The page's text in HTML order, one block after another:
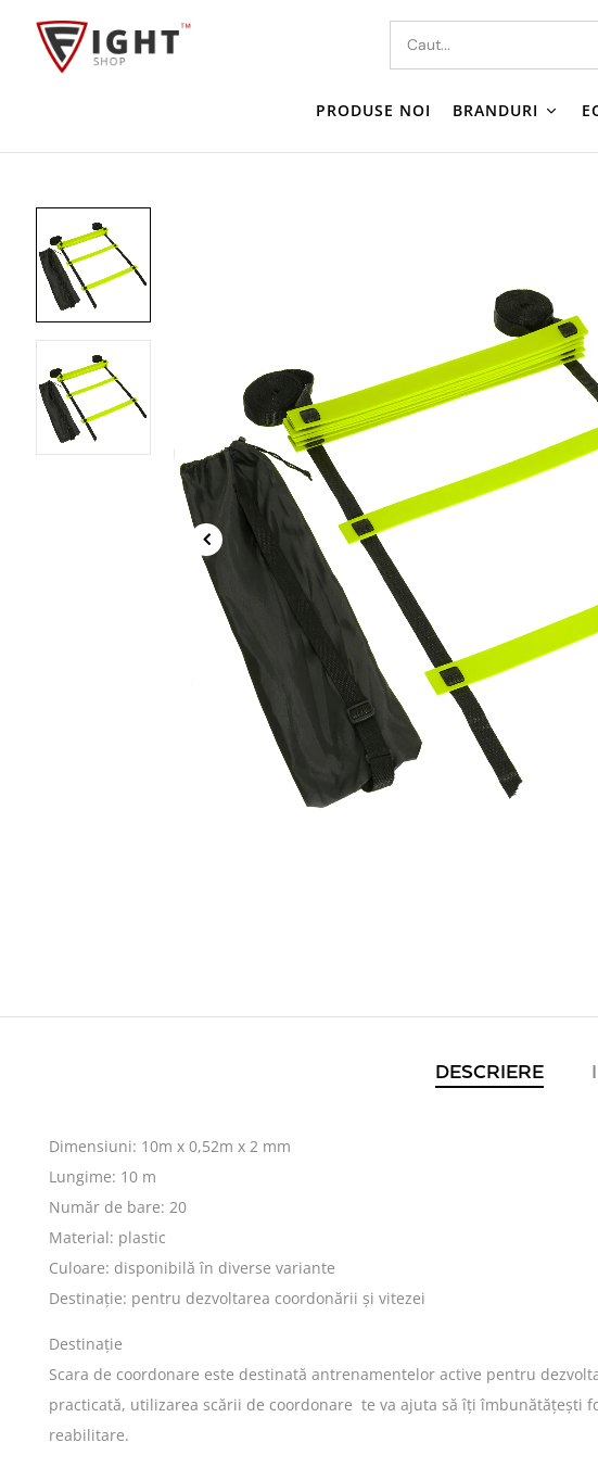
PRODUSE NOI BRANDURI
DESCRIERE
Dimensiuni: 10m x 0,52m x 2 mm
Lungime: 10 m
Număr de bare: 20
Material: plastic
Culoare: disponibilă în diverse variante
Destinație: pentru dezvoltarea coordonării și vitezei
Destinație
Scara de coordonare este destinată antrenamentelor active pentru
practicată, utilizarea scării de coordonare te va ajuta să îți îmbunătățești
reabilitare.